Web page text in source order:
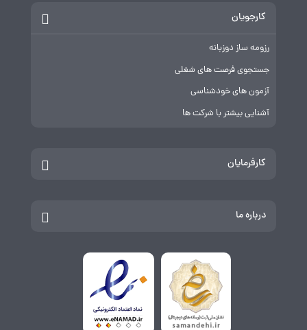
کارجویان
رزومه ساز دوزبانه
جستجوی فرصت های شغلی
آزمون های خودشناسی
آشنایی بیشتر با شرکت ها
کارفرمایان
درباره ما